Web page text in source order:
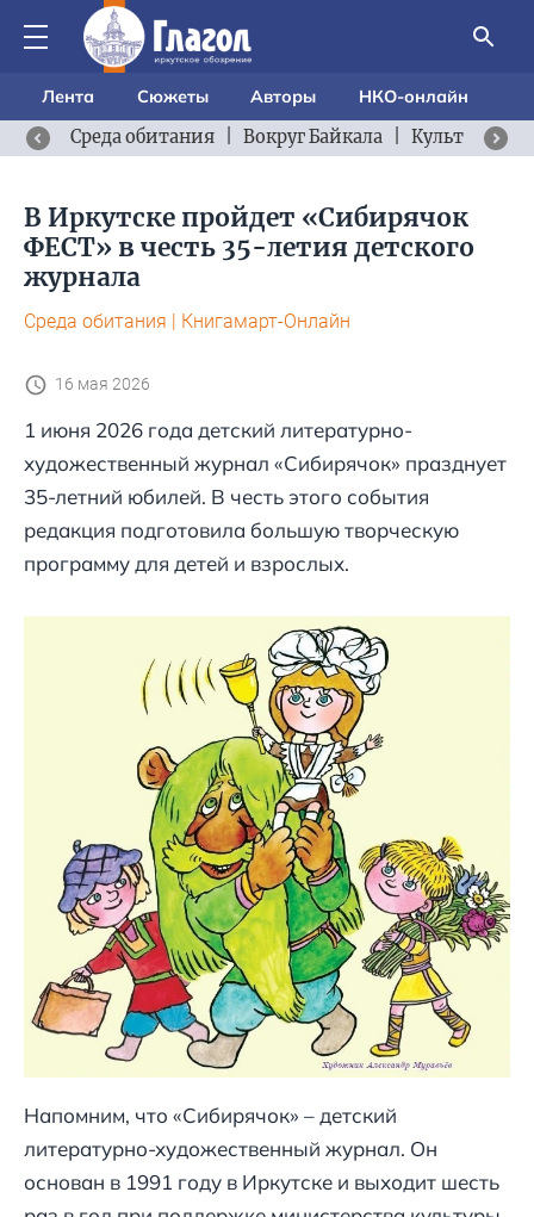
Лента Сюжеты Авторы
НКО-онлайн
Среда обитания
Вокруг Байкала Культурный
В Иркутске пройдет «Сибирячок
ФЕСТ» в честь 35-летия детского
журнала
Среда обитания | Книгамарт-Онлайн
16 мая 2026
1 июня 2026 года детский литературно-
художественный журнал «Сибирячок» празднует
35-летний юбилей. В честь этого события
редакция подготовила большую творческую
программу для детей и взрослых.
Напомним, что «Сибирячок» – детский
литературно-художественный журнал. Он
основан в 1991 году в Иркутске и выходит шесть